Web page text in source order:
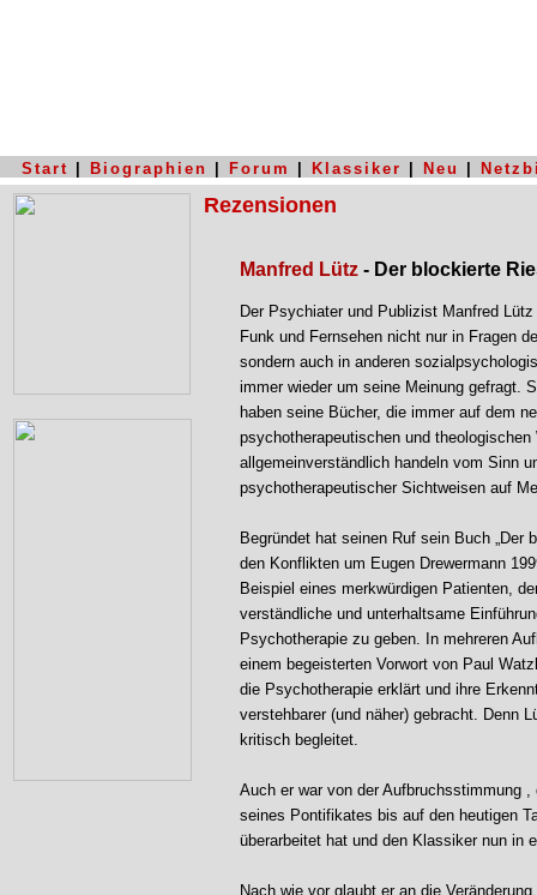
Start Biographien Forum Klassiker Neu
Rezensionen
Manfred Lütz - Der blockierte
Der Psychiater und Publizist Manfred
Funk und Fernsehen nicht nur in Fragen
sondern auch in anderen
immer wieder um seine Meinung gefragt.
haben seine Bücher, die immer auf dem
psychotherapeutischen und
allgemeinverständlich handeln vom Sinn
psychotherapeutischer Sichtweisen auf
Begründet hat seinen Ruf sein Buch „Der
den Konflikten um Eugen Drewermann
Beispiel eines merkwürdigen Patienten,
verständliche und unterhaltsame
Psychotherapie zu geben. In mehreren
einem begeisterten Vorwort von Paul
die Psychotherapie erklärt und ihre
verstehbarer (und näher) gebracht. Denn
kritisch begleitet.
Auch er war von der Aufbruchsstimmung
seines Pontifikates bis auf den heutigen
überarbeitet hat und den Klassiker nun in
Nach wie vor glaubt er an die